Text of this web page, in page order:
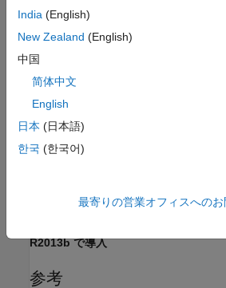
例
すべて展開する
非準拠の意図されていない
case ラベル
チェック情報
カテゴリ:必要
バージョン履歴
R2013b で導入
参考
India (English)
New Zealand (English)
中国
简体中文
English
日本 (日本語)
한국 (한국어)
最寄りの営業オフィスへの